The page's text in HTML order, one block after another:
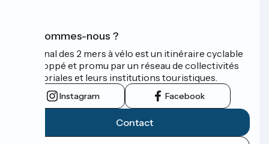
Qui sommes-nous ?
Le Canal des 2 mers à vélo est un itinéraire cyclable
développé et promu par un réseau de collectivités
territoriales et leurs institutions touristiques.
Instagram Facebook
Contact